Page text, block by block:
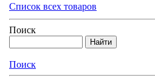
Список всех товаров
Поиск
Поиск